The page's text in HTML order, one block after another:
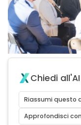
Chiedi all'AI
Riassumi questo
Approfondisci